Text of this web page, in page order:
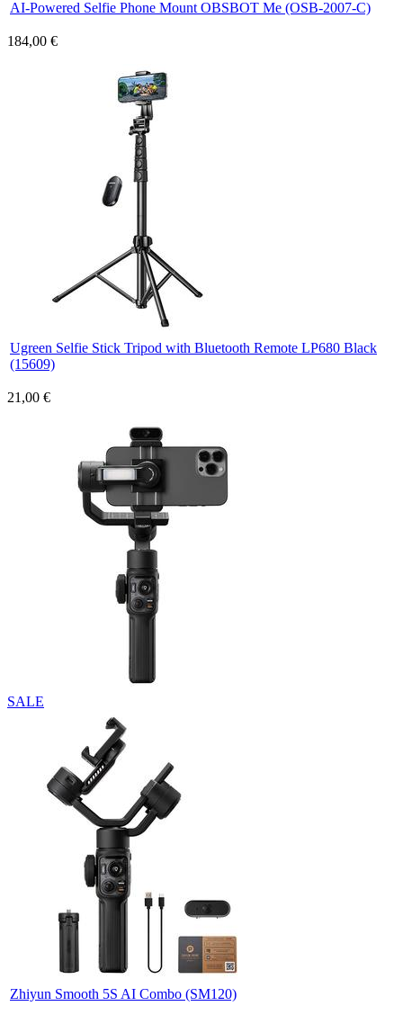
AI-Powered Selfie Phone Mount OBSBOT Me (OSB-2007-C)
184,00 €
Ugreen Selfie Stick Tripod with Bluetooth Remote LP680 Black
(15609)
21,00 €
SALE
Zhiyun Smooth 5S AI Combo (SM120)